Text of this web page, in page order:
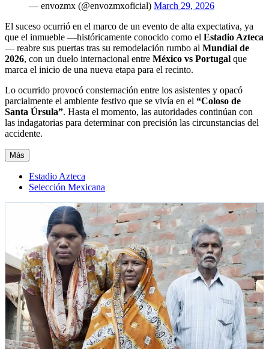
— envozmx (@envozmxoficial) March 29, 2026
El suceso ocurrió en el marco de un evento de alta expectativa, ya
que el inmueble —históricamente conocido como el Estadio Azteca
— reabre sus puertas tras su remodelación rumbo al Mundial de
2026, con un duelo internacional entre México vs Portugal que
marca el inicio de una nueva etapa para el recinto.
Lo ocurrido provocó consternación entre los asistentes y opacó
parcialmente el ambiente festivo que se vivía en el “Coloso de
Santa Úrsula”. Hasta el momento, las autoridades continúan con
las indagatorias para determinar con precisión las circunstancias del
accidente.
Más
Estadio Azteca
Selección Mexicana